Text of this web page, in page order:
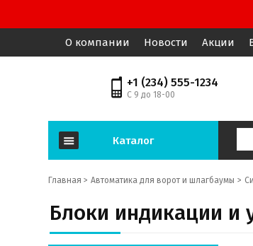
О компании Новости Акции
+1 (234) 555-1234
С 9 до 18-00
Каталог
Главная > Автоматика для ворот и шлагбаумы
Блоки индикации и